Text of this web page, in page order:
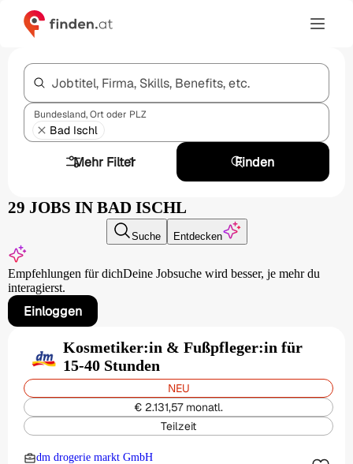
Jobtitel, Firma, Skills, Benefits, etc.
Bundesland, Ort oder PLZ
Bad Ischl
Mehr Filter
1 Finden
29 JOBS IN BAD ISCHL
Suche Entdecken
Empfehlungen für dichDeine Jobsuche wird besser, je mehr du
interagierst.
Einloggen
Kosmetiker:in & Fußpfleger:in für
15-40 Stunden
NEU
€ 2.131,57 monatl.
Teilzeit
dm drogerie markt GmbH